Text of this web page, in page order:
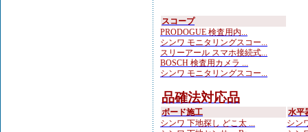
スコープ
PRODOGUE 検査用内...
シンワ モニタリングスコー...
スリーアール スマホ接続式...
BOSCH 検査用カメラ ...
シンワ モニタリングスコー...
品確法対応品
ボード施工
シンワ 下地探し どこ太 ...
水平
シン